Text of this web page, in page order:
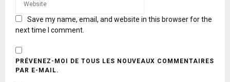
Save my name, email, and website in this browser for the
next time I comment.
PRÉVENEZ-MOI DE TOUS LES NOUVEAUX COMMENTAIRES
PAR E-MAIL.